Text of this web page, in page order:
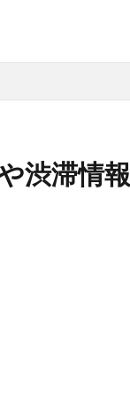
渋滞情報